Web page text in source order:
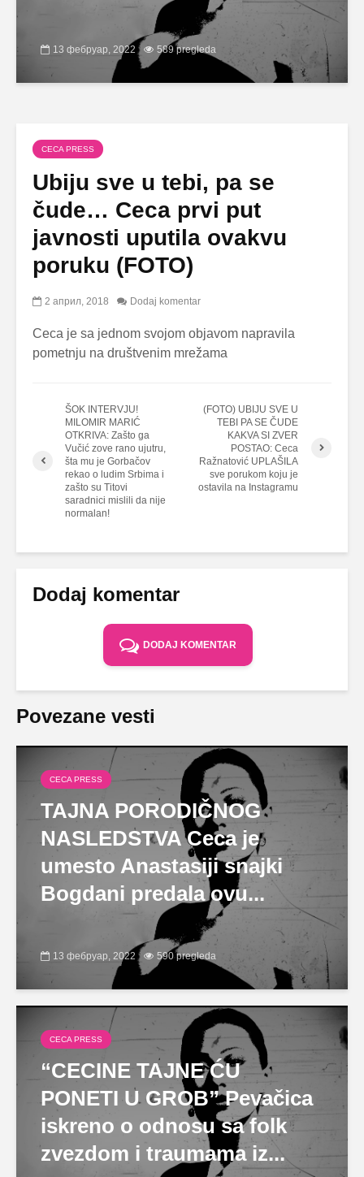
13 фебруар, 2022 589 pregleda
CECA PRESS
Ubiju sve u tebi, pa se
čude… Ceca prvi put
javnosti uputila ovakvu
poruku (FOTO)
2 април, 2018 Dodaj komentar
Ceca je sa jednom svojom objavom napravila
pometnju na društvenim mrežama
ŠOK INTERVJU!
MILOMIR MARIĆ
OTKRIVA: Zašto ga
Vučić zove rano ujutru,
šta mu je Gorbačov
rekao o ludim Srbima i
zašto su Titovi
saradnici mislili da nije
normalan!
(FOTO) UBIJU SVE U
TEBI PA SE ČUDE
KAKVA SI ZVER
POSTAO: Ceca
Ražnatović UPLAŠILA
sve porukom koju je
ostavila na Instagramu
Dodaj komentar
DODAJ KOMENTAR
Povezane vesti
CECA PRESS
TAJNA PORODIČNOG
NASLEDSTVA Ceca je
umesto Anastasiji snajki
Bogdani predala ovu...
13 фебруар, 2022 590 pregleda
CECA PRESS
“CECINE TAJNE ĆU
PONETI U GROB” Pevačica
iskreno o odnosu sa folk
zvezdom i traumama iz...